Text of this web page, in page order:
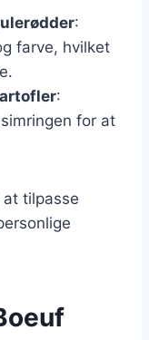
:
farve, hvilket
:
for at
tilpasse